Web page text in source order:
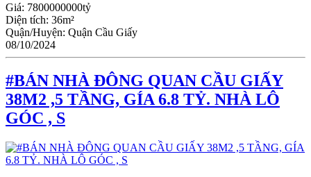
Giá: 7800000000tỷ
Diện tích: 36m²
Quận/Huyện: Quận Cầu Giấy
08/10/2024
#BÁN NHÀ ĐÔNG QUAN CẦU GIẤY
38M2 ,5 TẦNG, GÍA 6.8 TỶ. NHÀ LÔ
GÓC , S